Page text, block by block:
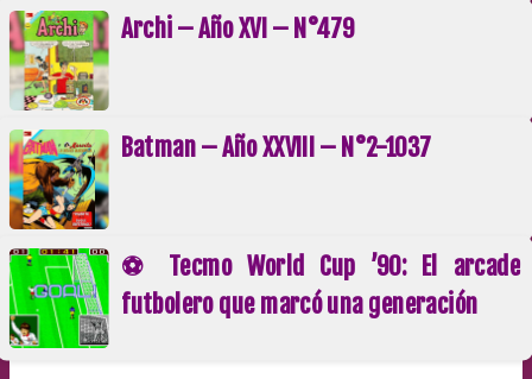
Archi – Año XVI – N°479
Batman – Año XXVIII – N°2-1037
⚽ Tecmo World Cup ’90: El arcade
futbolero que marcó una generación